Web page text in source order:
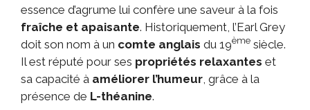
essence d’agrume lui confère une saveur à la fois
fraîche et apaisante. Historiquement, l’Earl Grey
doit son nom à un comte anglais du 19ème siècle.
Il est réputé pour ses propriétés relaxantes et
sa capacité à améliorer l’humeur , grâce à la
présence de L-théanine.